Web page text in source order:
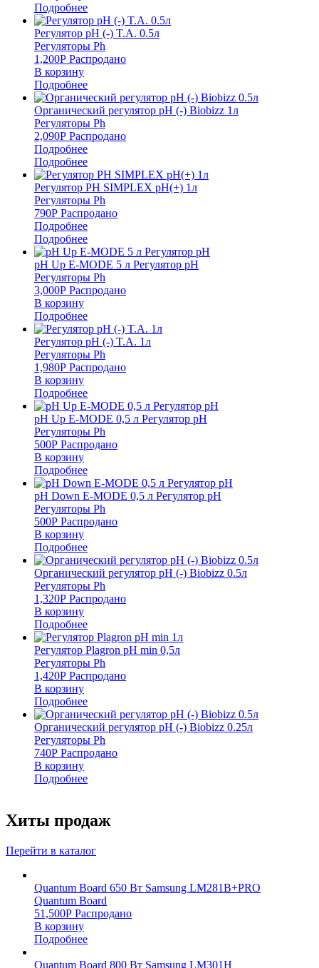
Подробнее
Регулятор pH (-) T.A. 0.5л
Регуляторы Ph
1,200Р Распродано
В корзину
Подробнее
Органический регулятор pH (-) Biobizz 1л
Регуляторы Ph
2,090Р Распродано
Подробнее
Подробнее
Регулятор PH SIMPLEX рН(+) 1л
Регуляторы Ph
790Р Распродано
Подробнее
Подробнее
pH Up E-MODE 5 л Регулятор pH
Регуляторы Ph
3,000Р Распродано
В корзину
Подробнее
Регулятор pH (-) T.A. 1л
Регуляторы Ph
1,980Р Распродано
В корзину
Подробнее
pH Up E-MODE 0,5 л Регулятор pH
Регуляторы Ph
500Р Распродано
В корзину
Подробнее
pH Down E-MODE 0,5 л Регулятор pH
Регуляторы Ph
500Р Распродано
В корзину
Подробнее
Органический регулятор pH (-) Biobizz 0.5л
Регуляторы Ph
1,320Р Распродано
В корзину
Подробнее
Регулятор Plagron pH min 0,5л
Регуляторы Ph
1,420Р Распродано
В корзину
Подробнее
Органический регулятор pH (-) Biobizz 0.25л
Регуляторы Ph
740Р Распродано
В корзину
Подробнее
Хиты продаж
Перейти в каталог
Quantum Board 650 Вт Samsung LM281B+PRO
Quantum Board
51,500Р Распродано
В корзину
Подробнее
Quantum Board 800 Вт Samsung LM301H